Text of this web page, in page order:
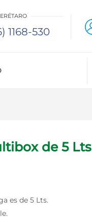
1168-530
de 5 Lts
es de 5 Lts.